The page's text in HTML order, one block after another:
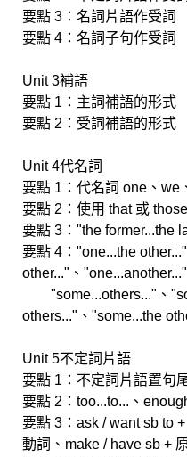
要點 3：名詞片語作受詞
要點 4：名詞子句作受詞
Unit 3補語
要點 1：主詞補語的形式
要點 2：受詞補語的形式
Unit 4代名詞
要點 1：代名詞 one、we
要點 2：使用 that 或
要點 3："the former...the
要點 4："one...the
other..."、"one...another..."
"some...others..."、
others..."、"some...the
Unit 5不定詞片語
要點 1：不定詞片語置句
要點 2：too...to...、
要點 3：ask / want sb to
動詞、make / have sb +